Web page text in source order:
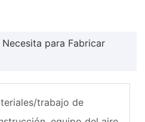
para Fabricar
trabajo de